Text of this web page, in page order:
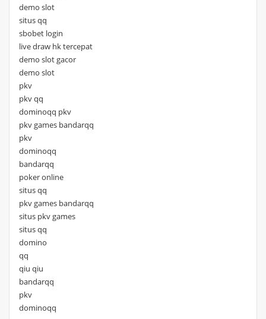
demo slot
situs qq
sbobet login
live draw hk tercepat
demo slot gacor
demo slot
pkv
pkv qq
dominoqq pkv
pkv games bandarqq
pkv
dominoqq
bandarqq
poker online
situs qq
pkv games bandarqq
situs pkv games
situs qq
domino
qq
qiu qiu
bandarqq
pkv
dominoqq